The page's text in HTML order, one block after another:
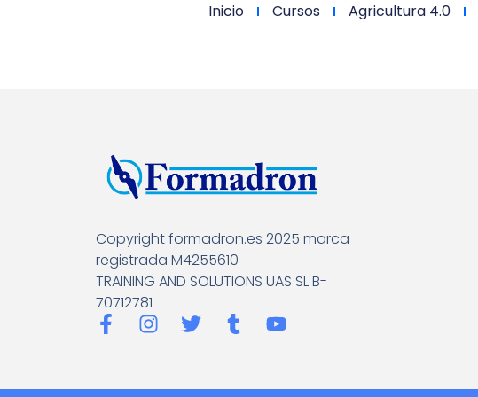
Inicio Cursos Agricultura 4.0
Copyright formadron.es 2025 marca
registrada M4255610
TRAINING AND SOLUTIONS UAS SL B-
70712781